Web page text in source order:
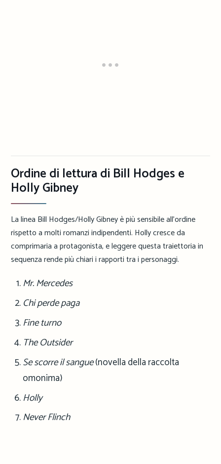
Ordine di lettura di Bill Hodges e
Holly Gibney
La linea Bill Hodges/Holly Gibney è più sensibile all’ordine
rispetto a molti romanzi indipendenti. Holly cresce da
comprimaria a protagonista, e leggere questa traiettoria in
sequenza rende più chiari i rapporti tra i personaggi.
Mr. Mercedes
Chi perde paga
Fine turno
The Outsider
Se scorre il sangue(novella della raccolta
omonima)
Holly
Never Flinch